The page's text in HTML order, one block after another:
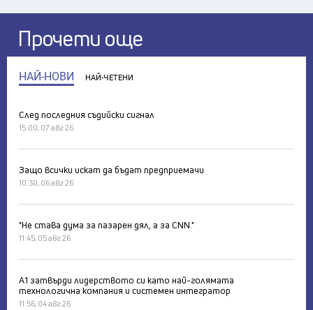
Прочети още
НАЙ-НОВИ НАЙ-ЧЕТЕНИ
След последния съдийски сигнал
15:00, 07 авг 26
Защо всички искат да бъдат предприемачи
10:30, 06 авг 26
"Не става дума за пазарен дял, а за CNN."
11:45, 05 авг 26
А1 затвърди лидерството си като най-голямата
технологична компания и системен интегратор
11:56, 04 авг 26